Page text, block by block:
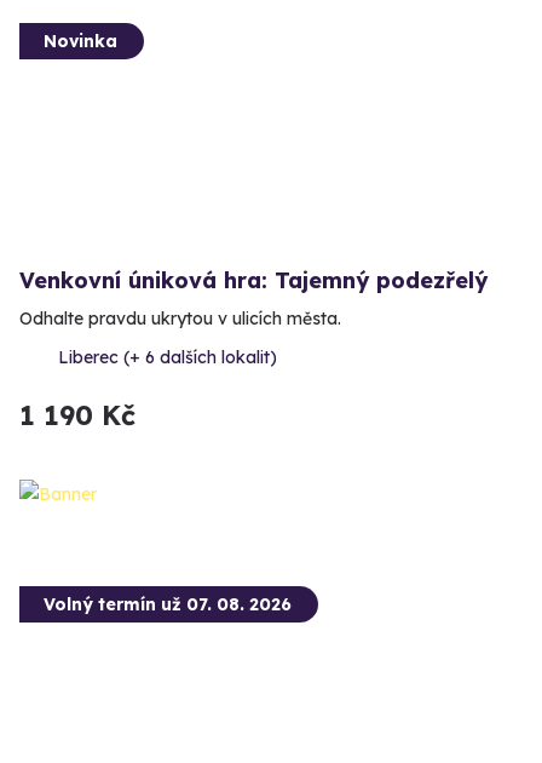
Novinka
Venkovní úniková hra: Tajemný podezřelý
Odhalte pravdu ukrytou v ulicích města.
Liberec (+ 6 dalších lokalit)
1 190 Kč
Volný termín už 07. 08. 2026